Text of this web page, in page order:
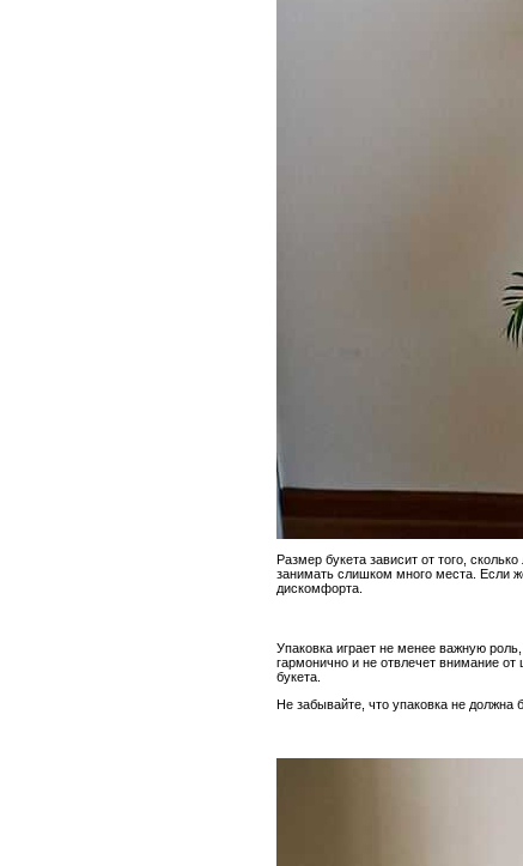
Размер букета зависит от того,
занимать слишком много места. Если
дискомфорта.
Упаковка играет не менее важную
гармонично и не отвлечет внимание
букета.
Не забывайте, что упаковка не должна